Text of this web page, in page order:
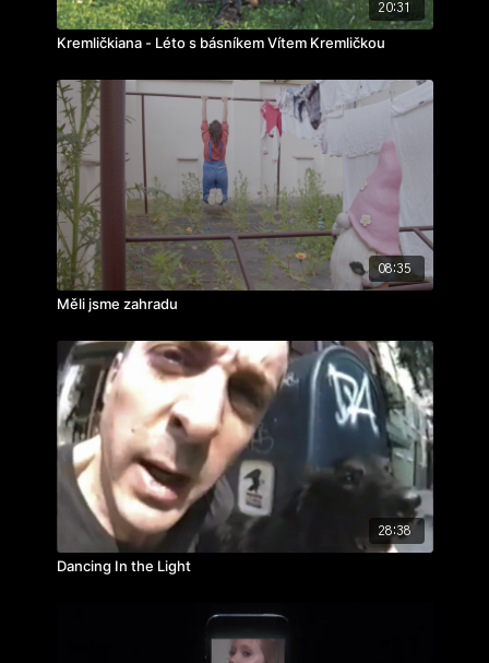
20:31
Kremličkiana - Léto s básníkem Vítem Kremličkou
08:35
Měli jsme zahradu
28:38
Dancing In the Light